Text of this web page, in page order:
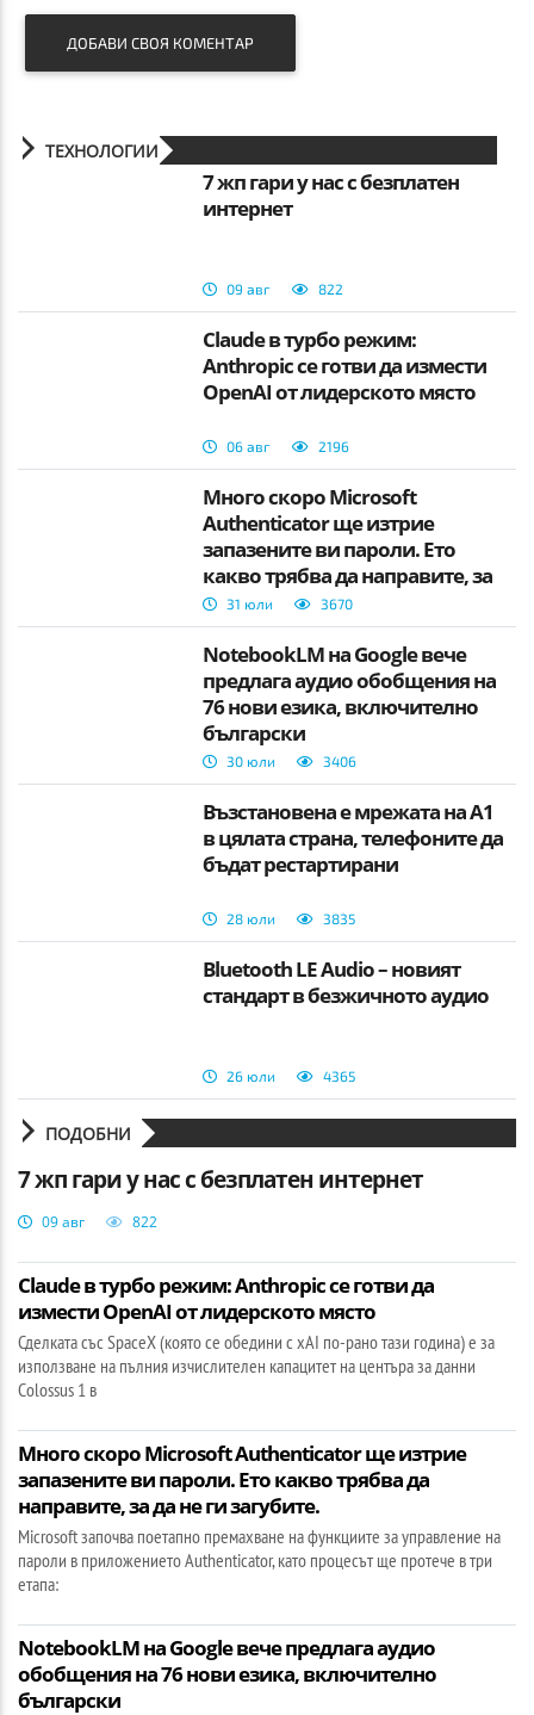
ДОБАВИ СВОЯ КОМЕНТАР
ТЕХНОЛОГИИ
7 жп гари у нас с безплатен
интернет
09 авг 822
Claude в турбо режим:
Anthropic се готви да измести
OpenAI от лидерското място
06 авг 2196
Много скоро Microsoft
Authenticator ще изтрие
запазените ви пароли. Ето
какво трябва да направите, за
да не ги загубите.
31 юли 3670
NotebookLM на Google вече
предлага аудио обобщения на
76 нови езика, включително
български
30 юли 3406
Възстановена е мрежата на А1
в цялата страна, телефоните да
бъдат рестартирани
28 юли 3835
Bluetooth LE Audio – новият
стандарт в безжичното аудио
26 юли 4365
ПОДОБНИ
7 жп гари у нас с безплатен интернет
09 авг 822
Claude в турбо режим: Anthropic се готви да
измести OpenAI от лидерското място
Сделката със SpaceX (която се обедини с xAI по-рано тази година) е за
използване на пълния изчислителен капацитет на центъра за данни
Colossus 1 в
Много скоро Microsoft Authenticator ще изтрие
запазените ви пароли. Ето какво трябва да
направите, за да не ги загубите.
Microsoft започва поетапно премахване на функциите за управление на
пароли в приложението Authenticator, като процесът ще протече в три
етапа:
NotebookLM на Google вече предлага аудио
обобщения на 76 нови езика, включително
български